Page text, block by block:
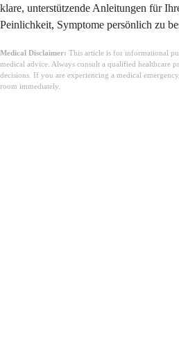
klare, unterstützende Anleitungen für
Peinlichkeit, Symptome persönlich zu
Medical Disclaimer: This article is for informational
medical advice. Always consult a qualified healthcare
decisions. If you are experiencing a medical
room immediately.